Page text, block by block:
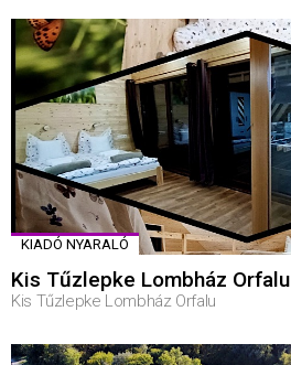
KIADÓ NYARALÓ
Kis Tűzlepke Lombház Orfalu
Kis Tűzlepke Lombház Orfalu